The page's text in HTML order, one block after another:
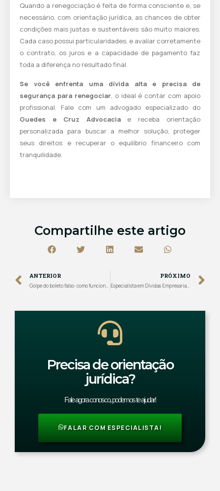
Quando a renegociação é feita de forma consciente e, se
necessário, com orientação jurídica, as chances de obter
condições mais justas e sustentáveis são muito maiores.
Cada caso possui particularidades, e avaliar corretamente
o contrato, os juros e a capacidade de pagamento faz
toda a diferença no resultado final.
Se você enfrenta uma dívida alta e precisa de
segurança para renegociar, o ideal é contar com apoio
profissional. Fale com um advogado especializado do
Guedes e Cruz Advocacia
e receba orientação
personalizada para buscar a melhor solução, proteger
seus direitos e recuperar o equilíbrio financeiro com
tranquilidade.
Compartilhe este artigo
ANTERIOR
Golpe do boleto falso: como funciona e o que fazer
PRÓXIMO
Especialista em Dívidas Empresariais: Soluções Jurídicas para Empresas Endividadas
Precisa de orientação
jurídica?
Fale agora conosco, podemos te ajudar!
FALAR COM ESPECIALISTA!